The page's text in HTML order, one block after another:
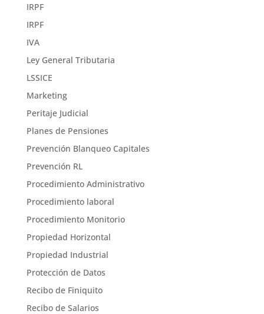
IRPF
IRPF
IVA
Ley General Tributaria
LSSICE
Marketing
Peritaje Judicial
Planes de Pensiones
Prevención Blanqueo Capitales
Prevención RL
Procedimiento Administrativo
Procedimiento laboral
Procedimiento Monitorio
Propiedad Horizontal
Propiedad Industrial
Protección de Datos
Recibo de Finiquito
Recibo de Salarios